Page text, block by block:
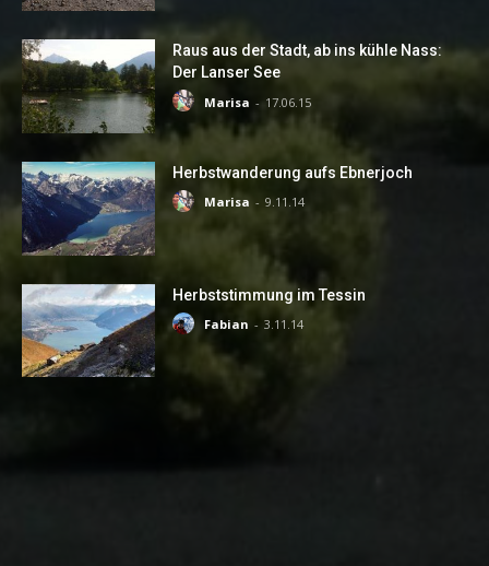
Raus aus der Stadt, ab ins kühle Nass:
Der Lanser See
Marisa - 17.06.15
Herbstwanderung aufs Ebnerjoch
Marisa - 9.11.14
Herbststimmung im Tessin
Fabian - 3.11.14